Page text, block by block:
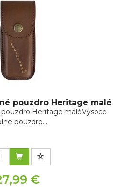
pouzdro Heritage malé
Heritage maléVysoce
pouzdro...
€